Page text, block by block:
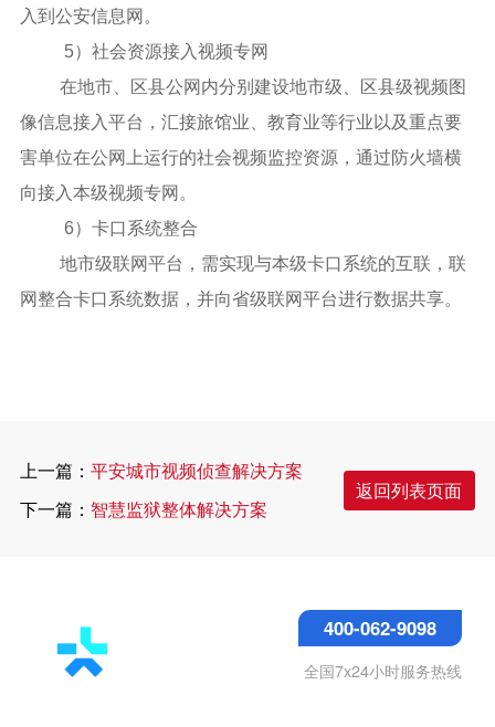
入到公安信息网。
5）社会资源接入视频专网
在地市、区县公网内分别建设地市级、区县级视频图
像信息接入平台，汇接旅馆业、教育业等行业以及重点要
害单位在公网上运行的社会视频监控资源，通过防火墙横
向接入本级视频专网。
6）卡口系统整合
地市级联网平台，需实现与本级卡口系统的互联，联
网整合卡口系统数据，并向省级联网平台进行数据共享。
上一篇： 平安城市视频侦查解决方案
下一篇： 智慧监狱整体解决方案
返回列表页面
400-062-9098
全国7x24小时服务热线